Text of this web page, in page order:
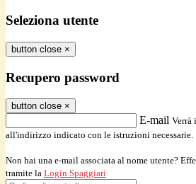
Seleziona utente
button close ×
Recupero password
button close ×
E-mail Verrà
all'indirizzo indicato con le istruzioni necessarie.
Non hai una e-mail associata al nome utente?
tramite la Login Spaggiari